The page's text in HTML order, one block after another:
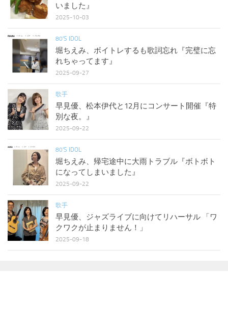
いました』
2025-10-03
80'S IDOL
堀ちえみ、ボイトレするも歌詞忘れ『完璧に忘
れちゃってます』
2025-09-27
歌手
早見優、松本伊代と12月にコンサート開催『特
別な夜。』
2025-09-22
80'S IDOL
堀ちえみ、帰宅途中に大雨トラブル『ボトボト
になってしまいました』
2025-09-22
歌手
早見優、ジャズライブに向けてリハーサル 「ワ
クワクが止まりません！」
2025-09-18